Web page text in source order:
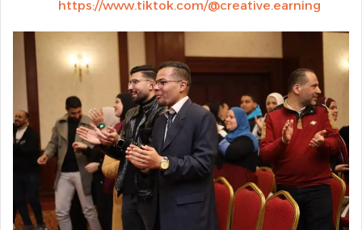
https://www.tiktok.com/@creative.earning